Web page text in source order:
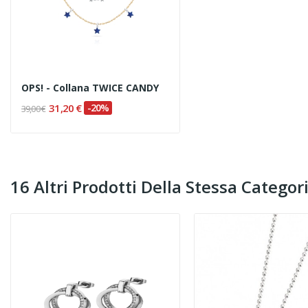
OPS! - Collana TWICE CANDY
39,00 € 31,20 € -20%
16 Altri Prodotti Della Stessa